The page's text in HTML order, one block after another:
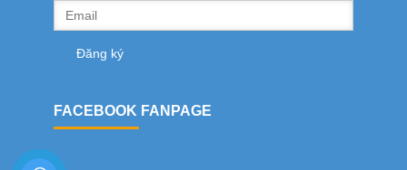
FACEBOOK FANPAGE